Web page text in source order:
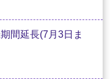
間延長(7月3日ま